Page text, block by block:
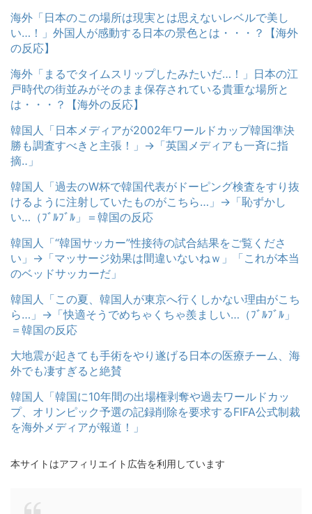
海外「日本のこの場所は現実とは思えないレベルで美し
い…！」外国人が感動する日本の景色とは・・・？【海外
の反応】
海外「まるでタイムスリップしたみたいだ…！」日本の江
戸時代の街並みがそのまま保存されている貴重な場所と
は・・・？【海外の反応】
韓国人「日本メディアが2002年ワールドカップ韓国準決
勝も調査すべきと主張！」→「英国メディアも一斉に指
摘‥」
韓国人「過去のW杯で韓国代表がドーピング検査をすり抜
けるように注射していたものがこちら…」→「恥ずかし
い…（ﾌﾞﾙﾌﾞﾙ」＝韓国の反応
韓国人「“韓国サッカー”性接待の試合結果をご覧くださ
い」→「マッサージ効果は間違いないねｗ」「これが本当
のベッドサッカーだ」
韓国人「この夏、韓国人が東京へ行くしかない理由がこち
ら…」→「快適そうでめちゃくちゃ羨ましい…（ﾌﾞﾙﾌﾞﾙ」
＝韓国の反応
大地震が起きても手術をやり遂げる日本の医療チーム、海
外でも凄すぎると絶賛
韓国人「韓国に10年間の出場権剥奪や過去ワールドカッ
プ、オリンピック予選の記録削除を要求するFIFA公式制裁
を海外メディアが報道！」
本サイトはアフィリエイト広告を利用しています